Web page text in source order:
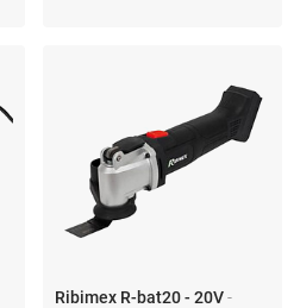
Ribimex R-bat20 - 20V -